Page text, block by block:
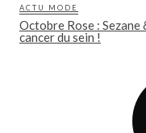
ACTU MODE
Octobre Rose :
cancer du sein !